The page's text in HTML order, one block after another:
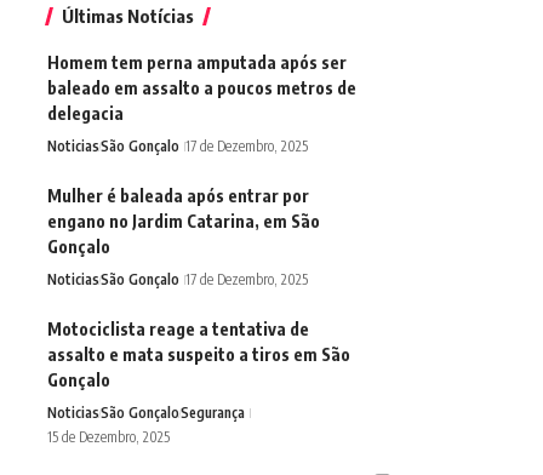
Últimas Notícias
Homem tem perna amputada após ser
baleado em assalto a poucos metros de
delegacia
NoticiasSão Gonçalo 17 de Dezembro, 2025
Mulher é baleada após entrar por
engano no Jardim Catarina, em São
Gonçalo
NoticiasSão Gonçalo 17 de Dezembro, 2025
Motociclista reage a tentativa de
assalto e mata suspeito a tiros em São
Gonçalo
NoticiasSão GonçaloSegurança
15 de Dezembro, 2025